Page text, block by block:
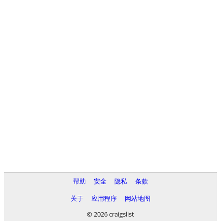
帮助 安全 隐私
条款
关于
应用程序
网站地图
© 2026 craigslist